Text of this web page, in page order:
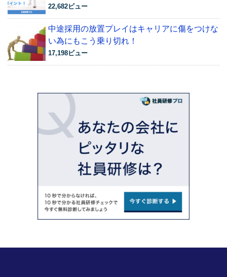
22,682ビュー
中途採用の放置プレイはキャリアに傷をつけな
い為にもこう乗り切れ！
17,198ビュー